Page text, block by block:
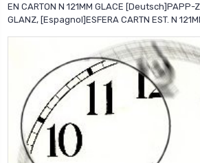
EN CARTON N 121MM GLACE [Deutsch]PAPP-
GLANZ, [Espagnol]ESFERA CARTN EST. N